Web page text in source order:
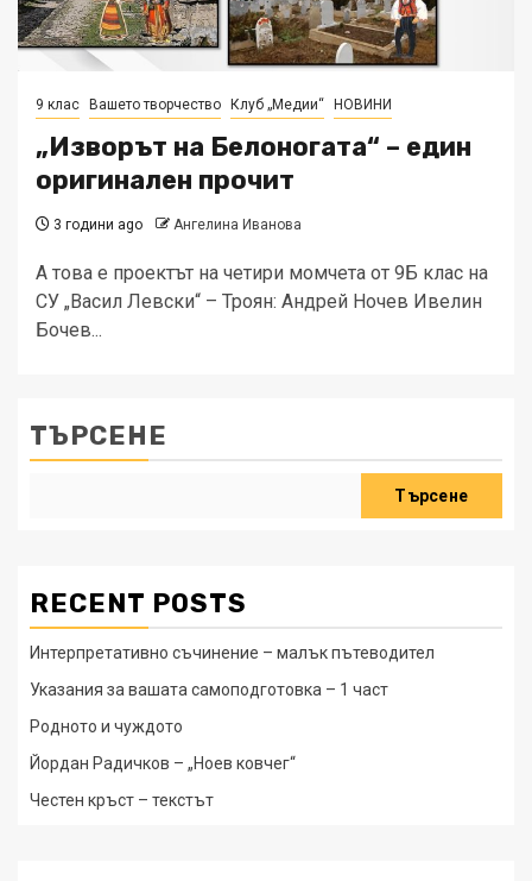
9 клас Вашето творчество Клуб „Медии“ НОВИНИ
„Изворът на Белоногата“ – един
оригинален прочит
3 години ago Ангелина Иванова
А това е проектът на четири момчета от 9Б клас на
СУ „Васил Левски“ – Троян: Андрей Ночев Ивелин
Бочев...
ТЪРСЕНЕ
Търсене
RECENT POSTS
Интерпретативно съчинение – малък пътеводител
Указания за вашата самоподготовка – 1 част
Родното и чуждото
Йордан Радичков – „Ноев ковчег“
Честен кръст – текстът